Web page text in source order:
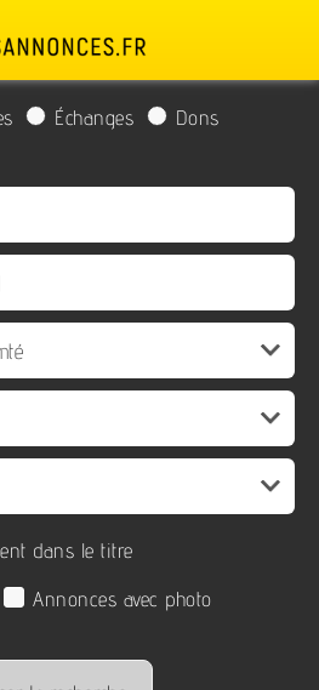
Échanges
Dons
dans le titre
Annonces avec photo